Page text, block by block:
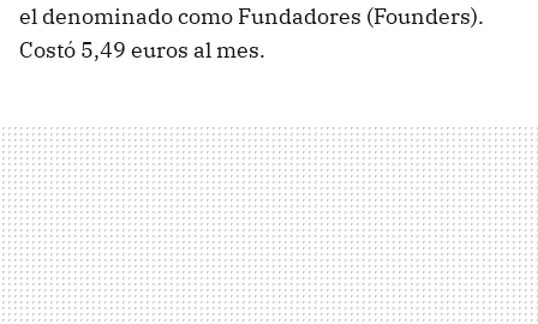
el denominado como Fundadores (Founders).
Costó 5,49 euros al mes.